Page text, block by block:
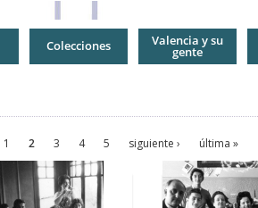
Colecciones Valencia y su
gente
1 2 3 4 5 siguiente › última »